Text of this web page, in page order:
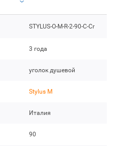
STYLUS-O-M-R-2-90-C-Cr
3 года
уголок душевой
Stylus M
Италия
90